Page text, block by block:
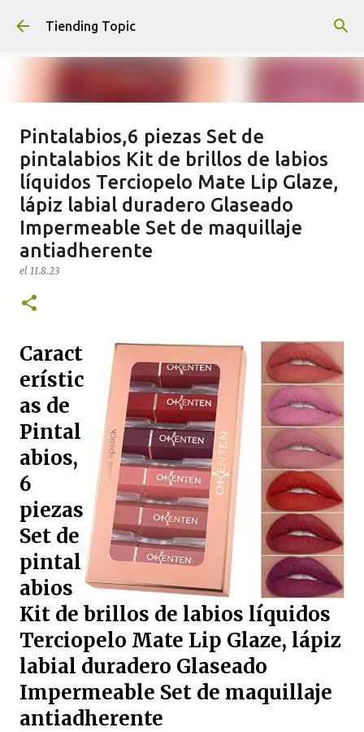
Ir al contenido principal
Tiending Topic
Maquillaje fluido Hydra Deliplus
210 cappuccino (nuevo)
el24.9.25
0
Pintalabios,6 piezas Set de
pintalabios Kit de brillos de labios
líquidos Terciopelo Mate Lip Glaze,
lápiz labial duradero Glaseado
Impermeable Set de maquillaje
antiadherente
el 11.8.23
Caract
erístic
as de
Pintal
abios,
6
piezas
Set de
pintal
abios
Kit de brillos de labios líquidos
Terciopelo Mate Lip Glaze, lápiz
labial duradero Glaseado
Impermeable Set de maquillaje
antiadherente